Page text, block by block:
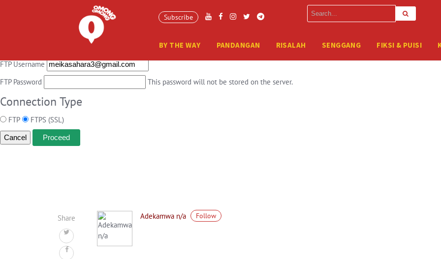
Connection Information
To perform the requested action, WordPress needs to access your web server. Please enter your FTP credentials to proceed. If you do not
FTP Username
FTP Password
This password will not be stored on the server.
Connection Type
FTP FTPS (SSL)
Cancel
Subscribe
BY THE WAY PANDANGAN RISALAH SENGGANG FIKSI & PUISI
Share Adekamwa n/a Follow